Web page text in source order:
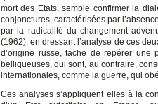
mort des Etats, semble confirmer la
conjonctures, caractérisées par
par la radicalité du changement
(1962), en dressant l’analyse de ces
d’origine russe, tache de repérer une
belliqueuses, qui sont, au contraire,
internationales, comme la guerre, qui
Ces analyses s’appliquent elles à la